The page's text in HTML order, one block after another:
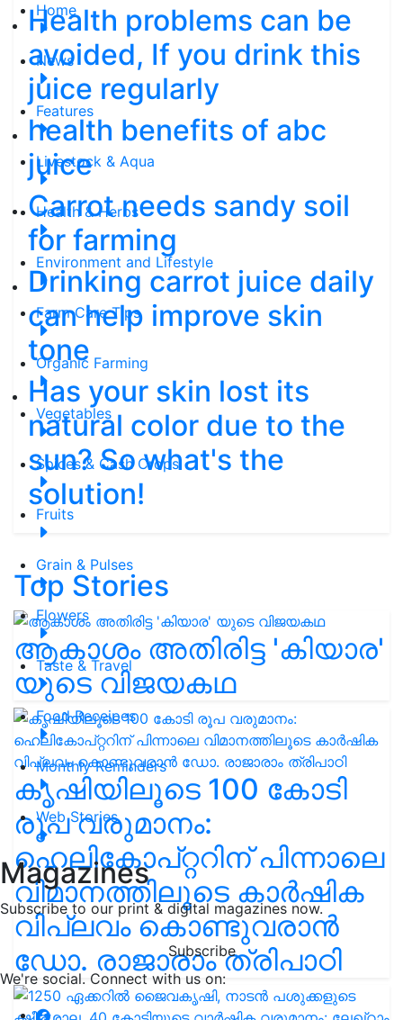
Home
News
Features
Livestock & Aqua
Health & Herbs
Environment and Lifestyle
Farm Care Tips
Organic Farming
Vegetables
Spices & Cash Crops
Fruits
Grain & Pulses
Flowers
Taste & Travel
Food Receipes
Monthly Reminders
Web Stories
Magazines
Subscribe to our print & digital magazines now.
Subscribe
We're social. Connect with us on:
Health problems can be
avoided, If you drink this
juice regularly
health benefits of abc
juice
Carrot needs sandy soil
for farming
Drinking carrot juice daily
can help improve skin
tone
Has your skin lost its
natural color due to the
sun? So what's the
solution!
Top Stories
ആകാശം അതിരിട്ട 'കിയാര'
യുടെ വിജയകഥ
കൃഷിയിലൂടെ 100 കോടി
രൂപ വരുമാനം:
ഹെലികോപ്റ്ററിന് പിന്നാലെ
വിമാനത്തിലൂടെ കാർഷിക
വിപ്ലവം കൊണ്ടുവരാൻ
ഡോ. രാജാരാം ത്രിപാഠി